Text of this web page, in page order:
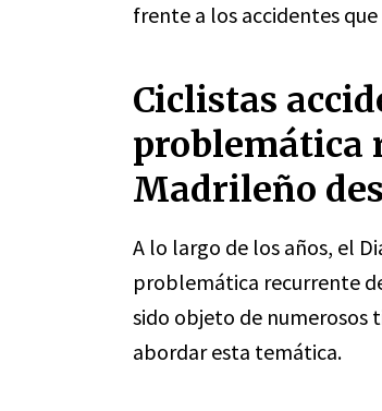
frente a los accidentes
Ciclistas
problemática
Madrileño
A lo largo de los años, el
problemática recurrente
sido objeto de numerosos
abordar esta temática.